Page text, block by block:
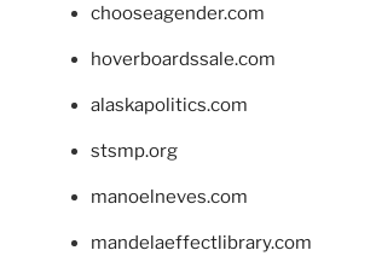
chooseagender.com
hoverboardssale.com
alaskapolitics.com
stsmp.org
manoelneves.com
mandelaeffectlibrary.com